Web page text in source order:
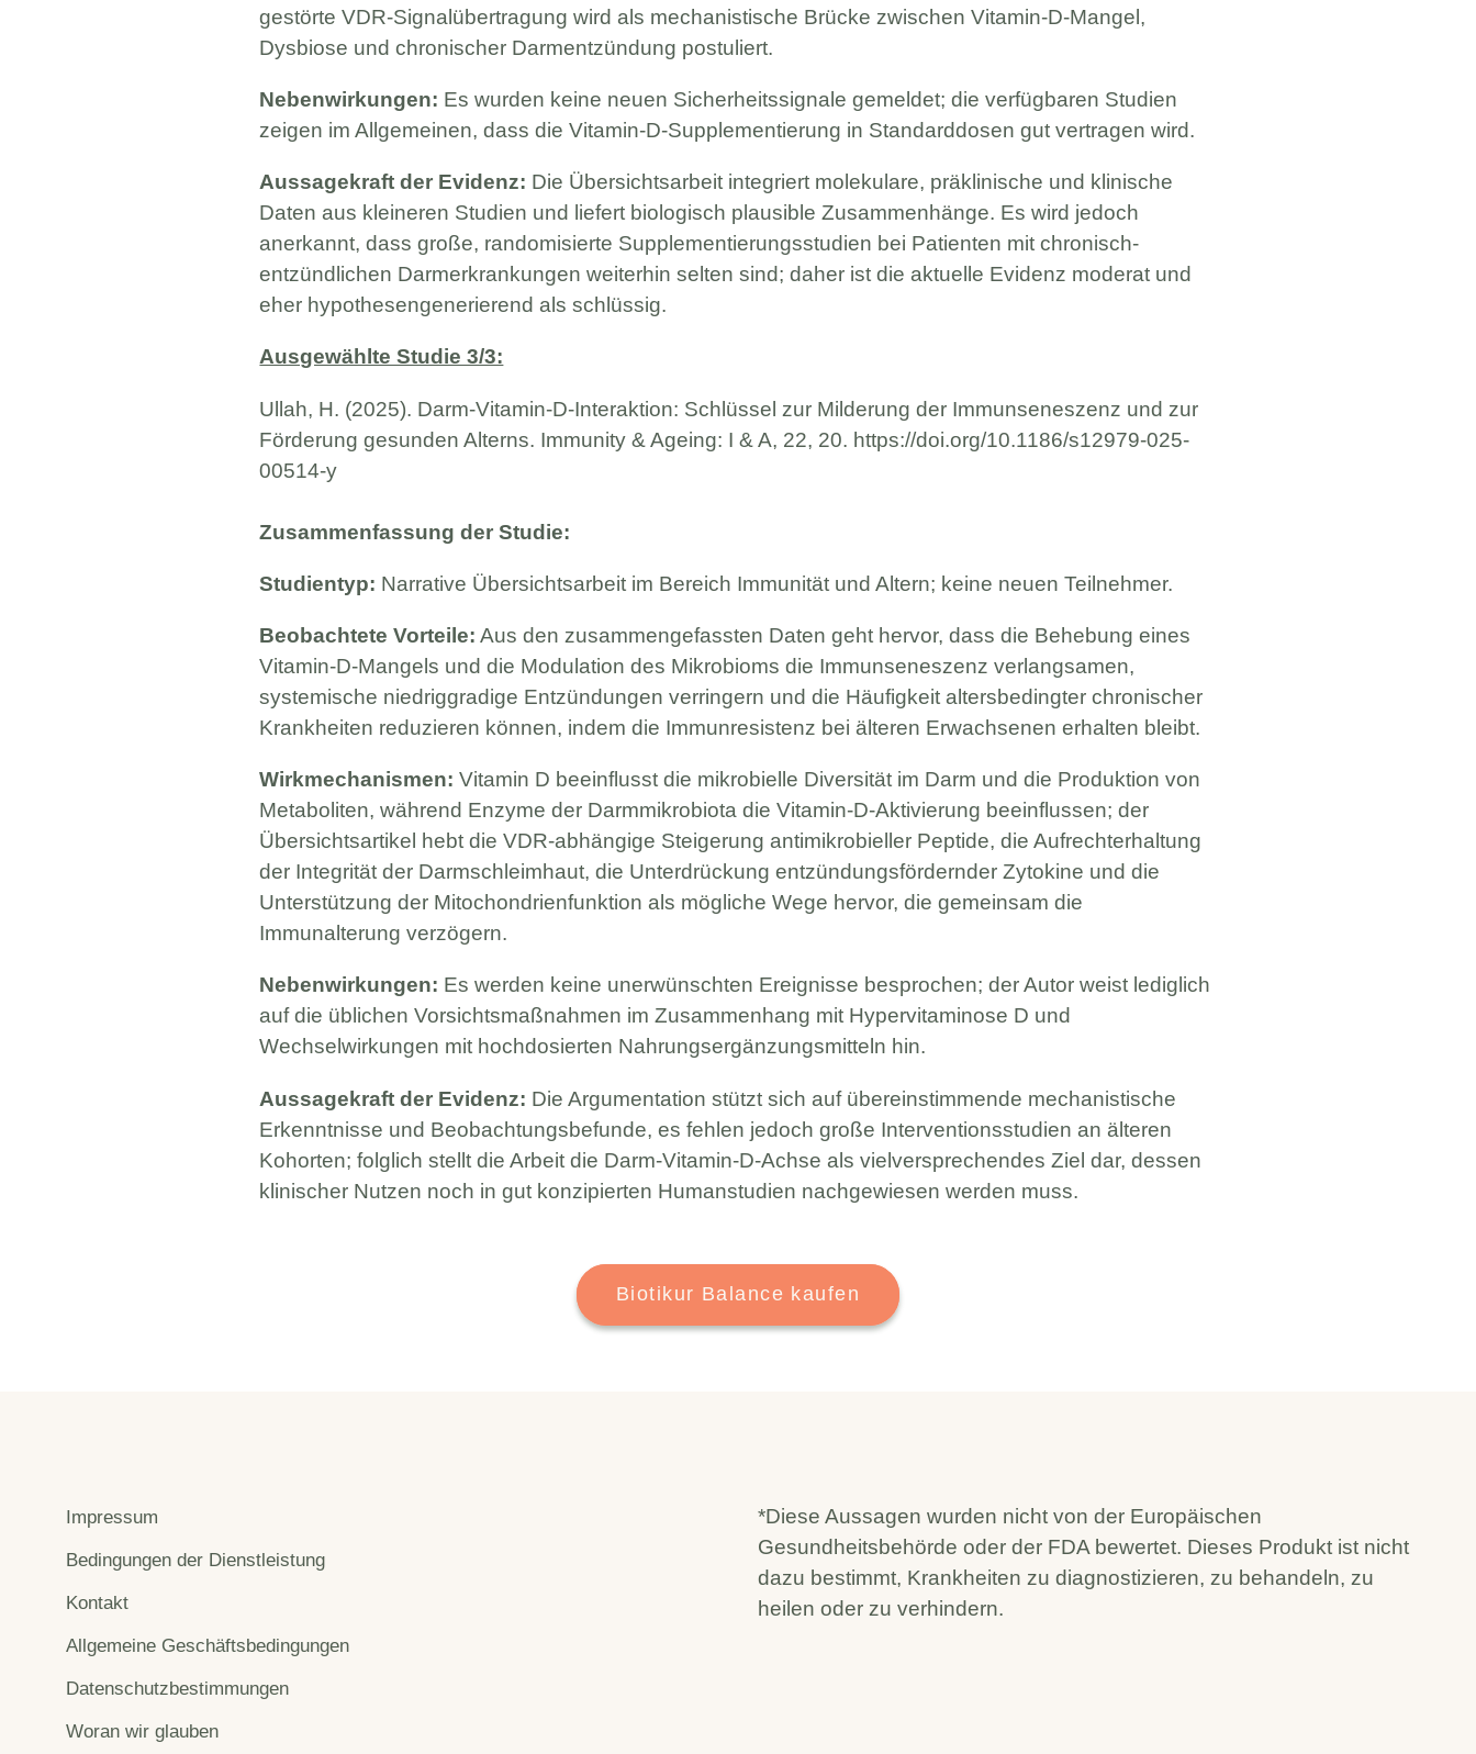
gestörte VDR-Signalübertragung wird als mechanistische Brücke zwischen Vitamin-D-Mangel,
Dysbiose und chronischer Darmentzündung postuliert.
Nebenwirkungen: Es wurden keine neuen Sicherheitssignale gemeldet; die verfügbaren Studien
zeigen im Allgemeinen, dass die Vitamin-D-Supplementierung in Standarddosen gut vertragen wird.
Aussagekraft der Evidenz: Die Übersichtsarbeit integriert molekulare, präklinische und klinische
Daten aus kleineren Studien und liefert biologisch plausible Zusammenhänge. Es wird jedoch
anerkannt, dass große, randomisierte Supplementierungsstudien bei Patienten mit chronisch-
entzündlichen Darmerkrankungen weiterhin selten sind; daher ist die aktuelle Evidenz moderat und
eher hypothesengenerierend als schlüssig.
Ausgewählte Studie 3/3:
Ullah, H. (2025). Darm-Vitamin-D-Interaktion: Schlüssel zur Milderung der Immunseneszenz und zur
Förderung gesunden Alterns. Immunity & Ageing: I & A, 22, 20. https://doi.org/10.1186/s12979-025-
00514-y
Zusammenfassung der Studie:
Studientyp: Narrative Übersichtsarbeit im Bereich Immunität und Altern; keine neuen Teilnehmer.
Beobachtete Vorteile: Aus den zusammengefassten Daten geht hervor, dass die Behebung eines
Vitamin-D-Mangels und die Modulation des Mikrobioms die Immunseneszenz verlangsamen,
systemische niedriggradige Entzündungen verringern und die Häufigkeit altersbedingter chronischer
Krankheiten reduzieren können, indem die Immunresistenz bei älteren Erwachsenen erhalten bleibt.
Wirkmechanismen: Vitamin D beeinflusst die mikrobielle Diversität im Darm und die Produktion von
Metaboliten, während Enzyme der Darmmikrobiota die Vitamin-D-Aktivierung beeinflussen; der
Übersichtsartikel hebt die VDR-abhängige Steigerung antimikrobieller Peptide, die Aufrechterhaltung
der Integrität der Darmschleimhaut, die Unterdrückung entzündungsfördernder Zytokine und die
Unterstützung der Mitochondrienfunktion als mögliche Wege hervor, die gemeinsam die
Immunalterung verzögern.
Nebenwirkungen: Es werden keine unerwünschten Ereignisse besprochen; der Autor weist lediglich
auf die üblichen Vorsichtsmaßnahmen im Zusammenhang mit Hypervitaminose D und
Wechselwirkungen mit hochdosierten Nahrungsergänzungsmitteln hin.
Aussagekraft der Evidenz: Die Argumentation stützt sich auf übereinstimmende mechanistische
Erkenntnisse und Beobachtungsbefunde, es fehlen jedoch große Interventionsstudien an älteren
Kohorten; folglich stellt die Arbeit die Darm-Vitamin-D-Achse als vielversprechendes Ziel dar, dessen
klinischer Nutzen noch in gut konzipierten Humanstudien nachgewiesen werden muss.
Biotikur Balance kaufen
Impressum
Bedingungen der Dienstleistung
Kontakt
Allgemeine Geschäftsbedingungen
Datenschutzbestimmungen
Woran wir glauben
*Diese Aussagen wurden nicht von der Europäischen
Gesundheitsbehörde oder der FDA bewertet. Dieses Produkt ist nicht
dazu bestimmt, Krankheiten zu diagnostizieren, zu behandeln, zu
heilen oder zu verhindern.